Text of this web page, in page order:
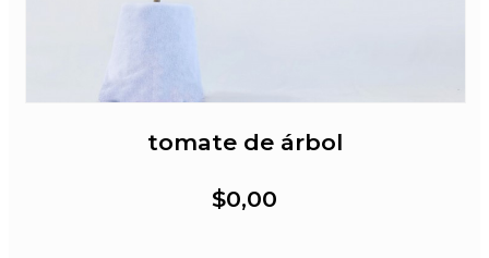
tomate de árbol
$0,00